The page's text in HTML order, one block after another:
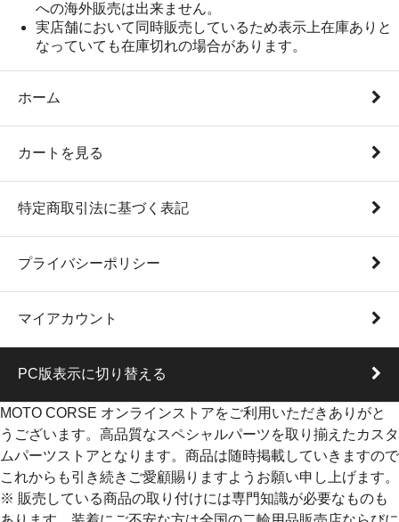
への海外販売は出来ません。
実店舗において同時販売しているため表示上在庫ありと
なっていても在庫切れの場合があります。
ホーム
カートを見る
特定商取引法に基づく表記
プライバシーポリシー
マイアカウント
PC版表示に切り替える
MOTO CORSE オンラインストアをご利用いただきありがと
うございます。高品質なスペシャルパーツを取り揃えたカスタ
ムパーツストアとなります。商品は随時掲載していきますので
これからも引き続きご愛顧賜りますようお願い申し上げます。
※ 販売している商品の取り付けには専門知識が必要なものも